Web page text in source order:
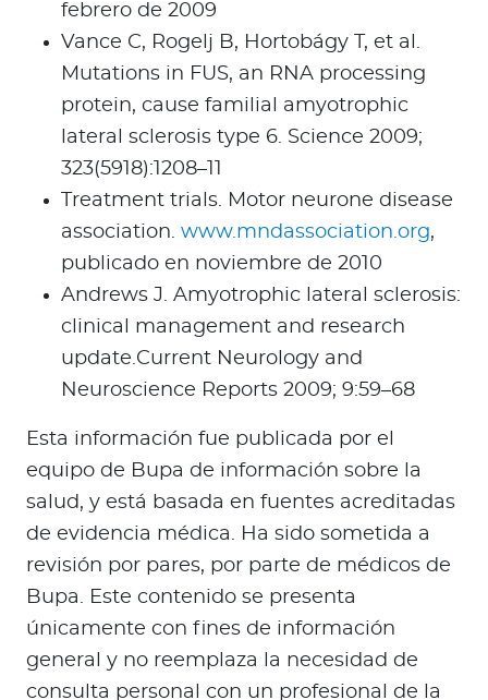
febrero de 2009
Vance C, Rogelj B, Hortobágy T, et al.
Mutations in FUS, an RNA processing
protein, cause familial amyotrophic
lateral sclerosis type 6. Science 2009;
323(5918):1208–11
Treatment trials. Motor neurone disease
association. www.mndassociation.org,
publicado en noviembre de 2010
Andrews J. Amyotrophic lateral sclerosis:
clinical management and research
update.Current Neurology and
Neuroscience Reports 2009; 9:59–68
Esta información fue publicada por el
equipo de Bupa de información sobre la
salud, y está basada en fuentes acreditadas
de evidencia médica. Ha sido sometida a
revisión por pares, por parte de médicos de
Bupa. Este contenido se presenta
únicamente con fines de información
general y no reemplaza la necesidad de
consulta personal con un profesional de la